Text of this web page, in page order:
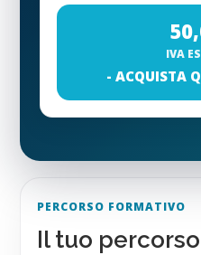
IVA
- ACQUISTA
PERCORSO FORMATIVO
Il tuo